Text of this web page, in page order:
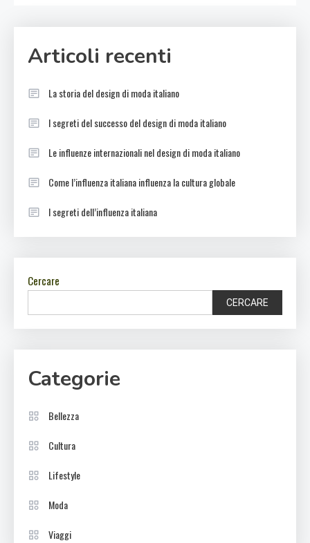
Articoli recenti
La storia del design di moda italiano
I segreti del successo del design di moda italiano
Le influenze internazionali nel design di moda italiano
Come l’influenza italiana influenza la cultura globale
I segreti dell’influenza italiana
Cercare
CERCARE
Categorie
Bellezza
Cultura
Lifestyle
Moda
Viaggi